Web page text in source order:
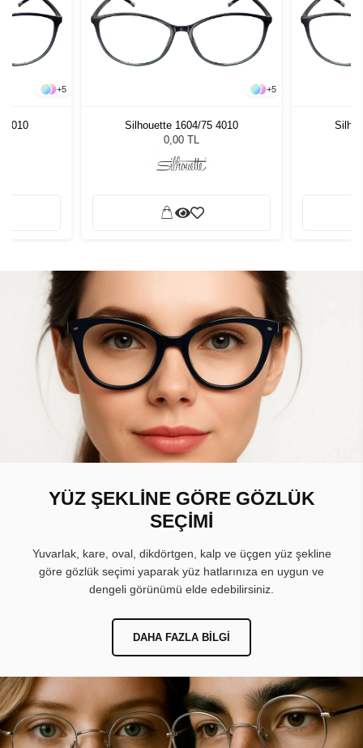
+5
4010
+5
Silhouette 1604/75 4010
0,00 TL
YÜZ ŞEKLİNE GÖRE GÖZLÜK
SEÇİMİ
Yuvarlak, kare, oval, dikdörtgen, kalp ve üçgen yüz şekline
göre gözlük seçimi yaparak yüz hatlarınıza en uygun ve
dengeli görünümü elde edebilirsiniz.
DAHA FAZLA BILGI